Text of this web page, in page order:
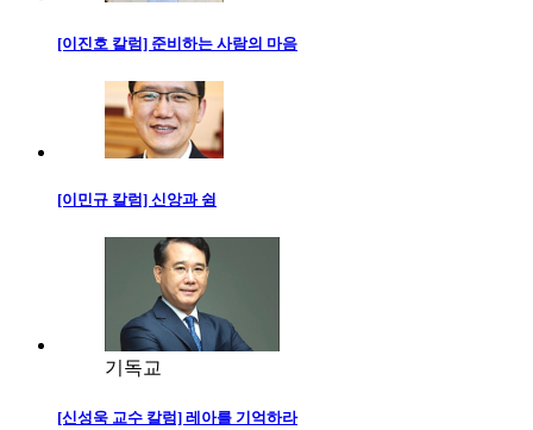
[이진호 칼럼] 준비하는 사람의 마음
[이민규 칼럼] 신앙과 쉼
기독교
[신성욱 교수 칼럼] 레아를 기억하라